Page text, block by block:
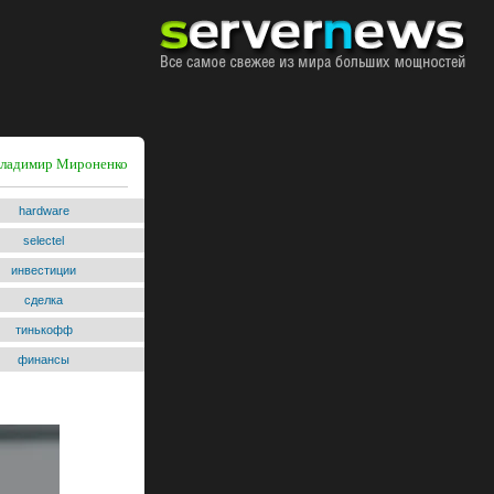
Мироненко
hardware
selectel
инвестиции
сделка
тинькофф
финансы